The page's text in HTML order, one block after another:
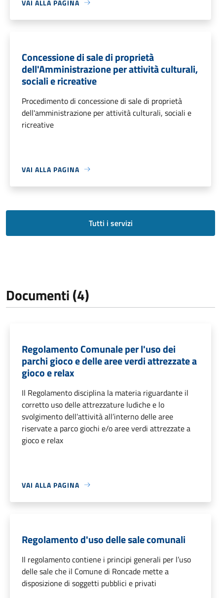
VAI ALLA PAGINA
Concessione di sale di proprietà
dell'Amministrazione per attività culturali,
sociali e ricreative
Procedimento di concessione di sale di proprietà
dell'amministrazione per attività culturali, sociali e
ricreative
VAI ALLA PAGINA
Tutti i servizi
Documenti (4)
Regolamento Comunale per l'uso dei
parchi gioco e delle aree verdi attrezzate a
gioco e relax
Il Regolamento disciplina la materia riguardante il
corretto uso delle attrezzature ludiche e lo
svolgimento dell’attività all’interno delle aree
riservate a parco giochi e/o aree verdi attrezzate a
gioco e relax
VAI ALLA PAGINA
Regolamento d'uso delle sale comunali
Il regolamento contiene i principi generali per l’uso
delle sale che il Comune di Roncade mette a
disposizione di soggetti pubblici e privati